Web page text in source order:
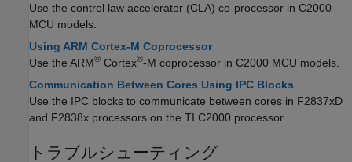
Use the control law accelerator (CLA) co-processor in C2000
MCU models.
Using ARM Cortex-M Coprocessor
Use the ARM® Cortex®-M coprocessor in C2000 MCU models.
Communication Between Cores Using IPC Blocks
Use the IPC blocks to communicate between cores in F2837xD
and F2838x processors on the TI C2000 processor.
トラブルシューティング